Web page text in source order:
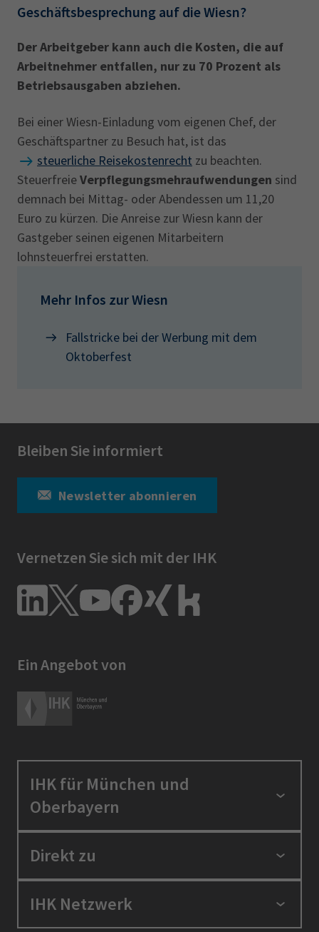
Geschäftsbesprechung auf die Wiesn?
Der Arbeitgeber kann auch die Kosten, die auf
Arbeitnehmer entfallen, nur zu 70 Prozent als
Betriebsausgaben abziehen.
Bei einer Wiesn-Einladung vom eigenen Chef, der
Geschäftspartner zu Besuch hat, ist das
steuerliche Reisekostenrecht zu beachten.
SteuerfreieVerpflegungsmehraufwendungen sind
demnach bei Mittag- oder Abendessen um 11,20
Euro zu kürzen. Die Anreise zur Wiesn kann der
Gastgeber seinen eigenen Mitarbeitern
lohnsteuerfrei erstatten.
Mehr Infos zur Wiesn
Fallstricke bei der Werbung mit dem
Oktoberfest
Bleiben Sie informiert
Newsletter abonnieren
Vernetzen Sie sich mit der IHK
Ein Angebot von
IHK für München und
Oberbayern
Standortpolitik
Berufszugang
Direkt zu
Positionen
IHK Netzwerk